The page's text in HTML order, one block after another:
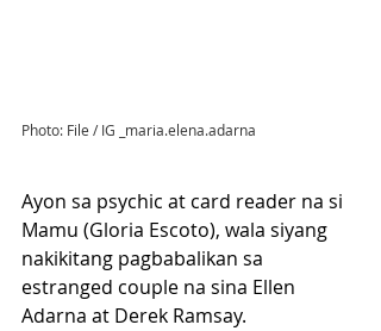
Photo: File / IG _maria.elena.adarna
Ayon sa psychic at card reader na si
Mamu (Gloria Escoto), wala siyang
nakikitang pagbabalikan sa
estranged couple na sina Ellen
Adarna at Derek Ramsay.